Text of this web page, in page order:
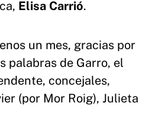
Elisa Carrió.
un mes, gracias por
palabras de Garro, el
concejales,
(por Mor Roig), Julieta